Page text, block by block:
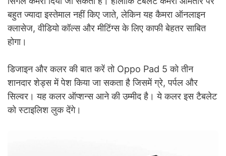
बहुत ज्यादा इस्तेमाल नहीं किए जाते, लेकिन यह कैमरा ऑनलाइन
क्लासेज, वीडियो कॉल्स और मीटिंग्स के लिए काफी बेहतर साबित
होगा।
डिजाइन और कलर की बात करें तो Oppo Pad 5 को तीन
शानदार शेड्स में पेश किया जा सकता है जिसमें ग्रे, पर्पल और
सिल्वर। यह कलर ऑप्शन्स आने की उम्मीद है। ये कलर इस टैबलेट
को स्टाइलिश लुक देंगे।